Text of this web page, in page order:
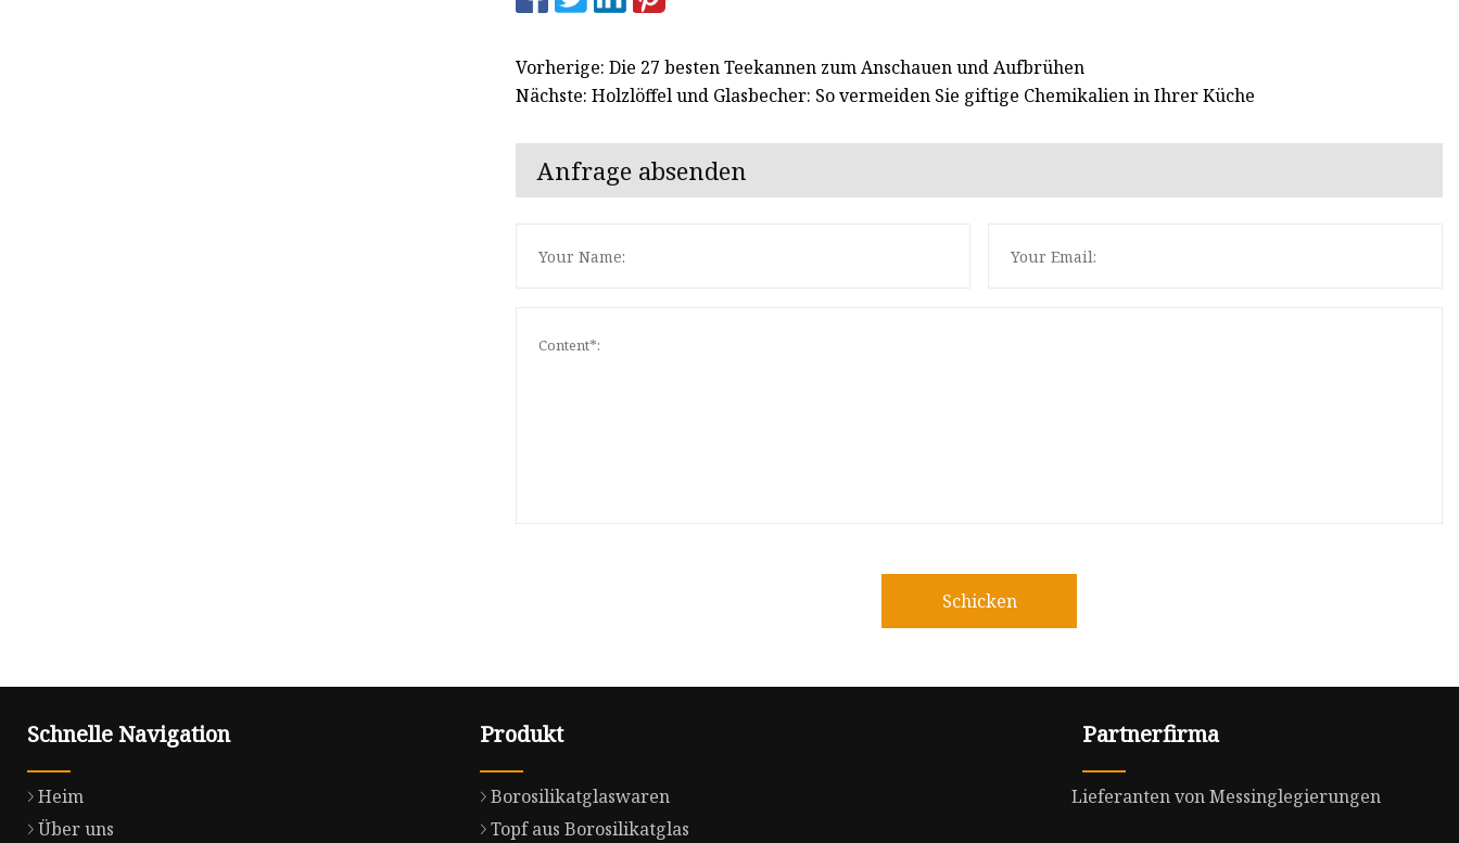
Vorherige: Die 27 besten Teekannen zum Anschauen und Aufbrühen
Nächste: Holzlöffel und Glasbecher: So vermeiden Sie giftige Chemikalien in Ihrer Küche
Anfrage absenden
Schicken
Schnelle Navigation
Heim
Über uns
Produkt
Borosilikatglaswaren
Topf aus Borosilikatglas
Partnerfirma
Lieferanten von Messinglegierungen